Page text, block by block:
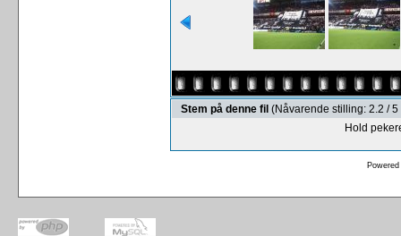
Stem på denne fil (Nåvarende stilling: 2.2 /
Hold